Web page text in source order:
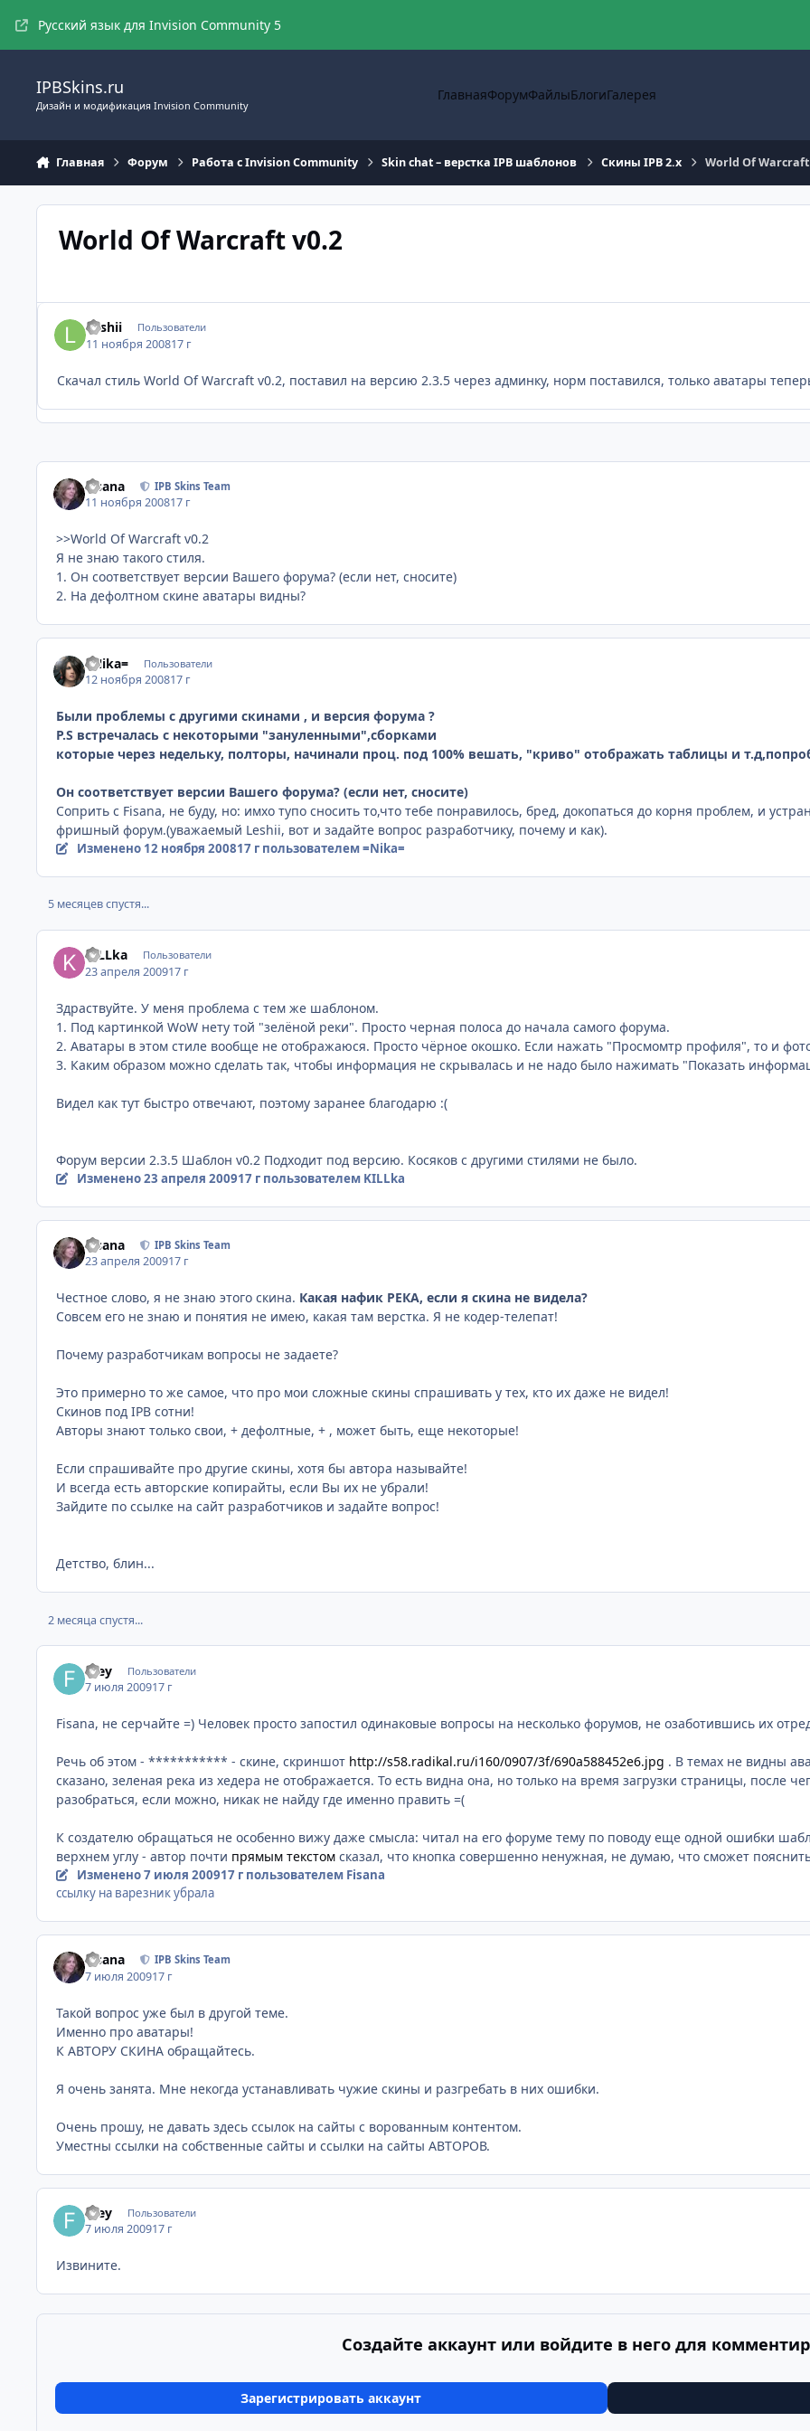
Русский язык для Invision Community 5
IPBSkins.ru
Дизайн и модификация Invision Community
ГлавнаяФорумФайлыБлогиГалерея
Главная Форум Работа с Invision Community Skin chat – верстка IPB шаблонов Скины IPB 2.x World Of Warcraft
World Of Warcraft v0.2
Leshii Пользователи
11 ноября 200817 г
Скачал стиль World Of Warcraft v0.2, поставил на версию 2.3.5 через админку, норм поставился, только аватары
Fisana IPB Skins Team
11 ноября 200817 г
>>World Of Warcraft v0.2
Я не знаю такого стиля.
1. Он соответствует версии Вашего форума? (если нет, сносите)
2. На дефолтном скине аватары видны?
=Nika= Пользователи
12 ноября 200817 г
Были проблемы с другими скинами , и версия форума ?
P.S встречалась с некоторыми "зануленными",сборками
которые через недельку, полторы, начинали проц. под 100% вешать, "криво" отображать таблицы и
Он соответствует версии Вашего форума? (если нет, сносите)
Соприть с Fisana, не буду, но: имхо тупо сносить то,что тебе понравилось, бред, докопаться до корня проблем, и
фришный форум.(уважаемый Leshii, вот и задайте вопрос разработчику, почему и как).
Изменено 12 ноября 200817 гпользователем =Nika=
5 месяцев спустя...
KILLka Пользователи
23 апреля 200917 г
Здраствуйте. У меня проблема с тем же шаблоном.
1. Под картинкой WoW нету той "зелёной реки". Просто черная полоса до начала самого форума.
2. Аватары в этом стиле вообще не отображаюся. Просто чёрное окошко. Если нажать "Просмомтр профиля", то и
3. Каким образом можно сделать так, чтобы информация не скрывалась и не надо было нажимать "Показать
Видел как тут быстро отвечают, поэтому заранее благодарю :(
Форум версии 2.3.5 Шаблон v0.2 Подходит под версию. Косяков с другими стилями не было.
Изменено23 апреля 200917 гпользователем KILLka
Fisana IPB Skins Team
23 апреля 200917 г
Честное слово, я не знаю этого скина. Какая нафик РЕКА, если я скина не видела?
Совсем его не знаю и понятия не имею, какая там верстка. Я не кодер-телепат!
Почему разработчикам вопросы не задаете?
Это примерно то же самое, что про мои сложные скины спрашивать у тех, кто их даже не видел!
Скинов под IPB сотни!
Авторы знают только свои, + дефолтные, + , может быть, еще некоторые!
Если спрашивайте про другие скины, хотя бы автора называйте!
И всегда есть авторские копирайты, если Вы их не убрали!
Зайдите по ссылке на сайт разработчиков и задайте вопрос!
Детство, блин...
2 месяца спустя...
Frey Пользователи
7 июля 200917 г
Fisana, не серчайте =) Человек просто запостил одинаковые вопросы на несколько форумов, не озаботившись их
Речь об этом - *********** - скине, скриншот http://s58.radikal.ru/i160/0907/3f/690a588452e6.jpg . В темах не видны
сказано, зеленая река из хедера не отображается. То есть видна она, но только на время загрузки страницы, после
разобраться, если можно, никак не найду где именно править =(
К создателю обращаться не особенно вижу даже смысла: читал на его форуме тему по поводу еще одной ошибки
верхнем углу - автор почти прямым текстом сказал, что кнопка совершенно ненужная, не думаю, что сможет
Изменено7 июля 200917 гпользователем Fisana
ссылку на варезник убрала
Fisana IPB Skins Team
7 июля 200917 г
Такой вопрос уже был в другой теме.
Именно про аватары!
К АВТОРУ СКИНА обращайтесь.
Я очень занята. Мне некогда устанавливать чужие скины и разгребать в них ошибки.
Очень прошу, не давать здесь ссылок на сайты с ворованным контентом.
Уместны ссылки на собственные сайты и ссылки на сайты АВТОРОВ.
Frey Пользователи
7 июля 200917 г
Извините.
Создайте аккаунт или войдите в него для
Зарегистрировать аккаунт